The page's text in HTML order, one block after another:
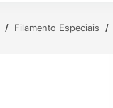
/ Filamento Especiais /